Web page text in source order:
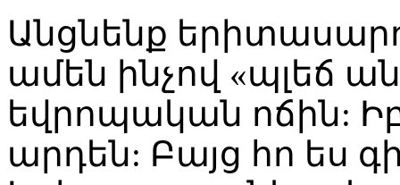
Անցնենք
ամեն ինչով «պլեճ
եվրոպական ոճին:
արդեն: Բայց հո ես